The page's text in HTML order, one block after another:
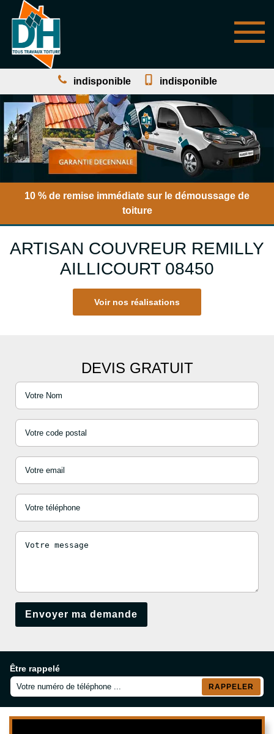
indisponible indisponible
10 % de remise immédiate sur le démoussage de
toiture
ARTISAN COUVREUR REMILLY
AILLICOURT 08450
Voir nos réalisations
DEVIS GRATUIT
Être rappelé